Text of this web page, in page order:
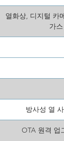
열화상, 디지털 카
가
방사성 열
OTA 원격 업